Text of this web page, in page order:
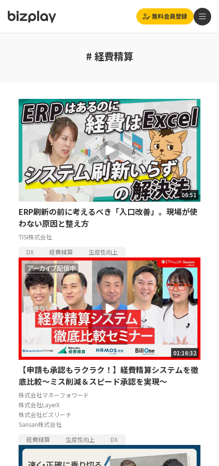
無料会員登録
# 経費精算
06:51
ERP刷新の前に考えるべき「入口改善」。現場が使
わない原因と整え方
TISI株式会社
DX
経費精算 生産性向上
01:16:32
【申請も承認もラクラク！】経費精算システムを徹
底比較～ミス削減＆スピード承認を実現～
株式会社マネーフォワード
株式会社LayerX
株式会社ビズリーチ
Sansan株式会社
経費精算
生産性向上 DX